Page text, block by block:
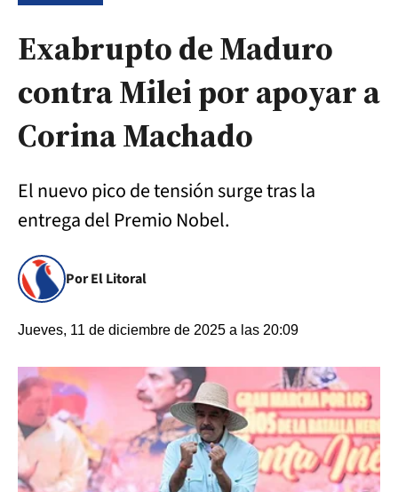
Exabrupto de Maduro
contra Milei por apoyar a
Corina Machado
El nuevo pico de tensión surge tras la
entrega del Premio Nobel.
Por El Litoral
Jueves, 11 de diciembre de 2025 a las 20:09